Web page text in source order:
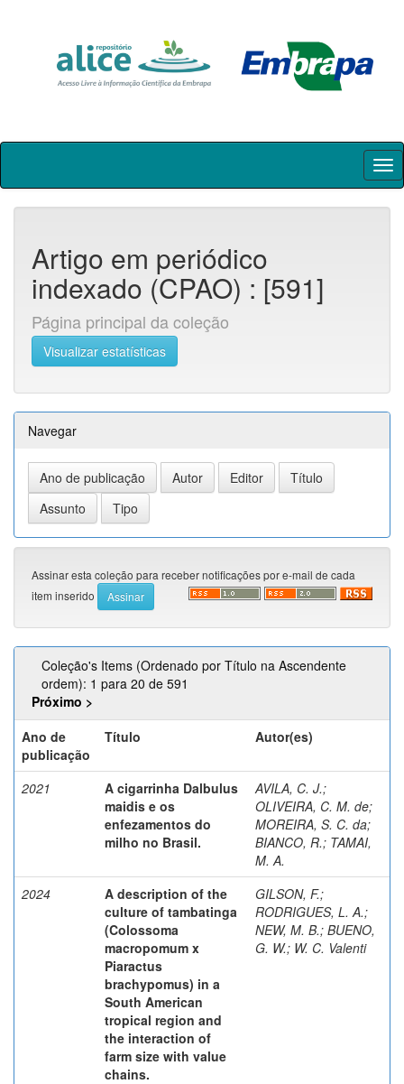
Skip
Artigo em periódico
indexado (CPAO) : [591]
Página principal da coleção
Visualizar estatísticas
Navegar
Assinar esta coleção para receber notificações por e-mail de cada
item inserido
Coleção's Items (Ordenado por Título na Ascendente
ordem): 1 para 20 de 591
Próximo >
Ano de
publicação
Título Autor(es)
2021
A cigarrinha Dalbulus
maidis e os
enfezamentos do
milho no Brasil.
AVILA, C. J.;
OLIVEIRA, C. M. de;
MOREIRA, S. C. da;
BIANCO, R.; TAMAI,
M. A.
2024
A description of the
culture of tambatinga
(Colossoma
macropomum x
Piaractus
brachypomus) in a
South American
tropical region and
the interaction of
farm size with value
chains.
GILSON, F.;
RODRIGUES, L. A.;
NEW, M. B.; BUENO,
G. W.; W. C. Valenti